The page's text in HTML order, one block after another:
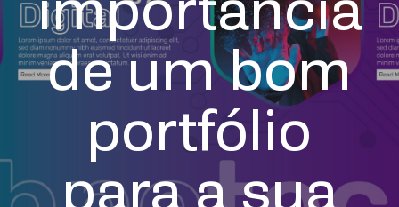
de um bom
portfólio
para a sua